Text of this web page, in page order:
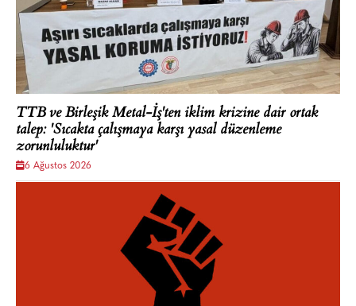
TTB ve Birleşik Metal-İş'ten iklim krizine dair ortak
talep: 'Sıcakta çalışmaya karşı yasal düzenleme
zorunluluktur'
6 Ağustos 2026